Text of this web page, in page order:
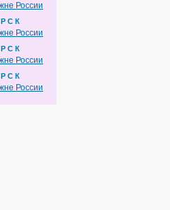
России
С К
России
С К
России
С К
России